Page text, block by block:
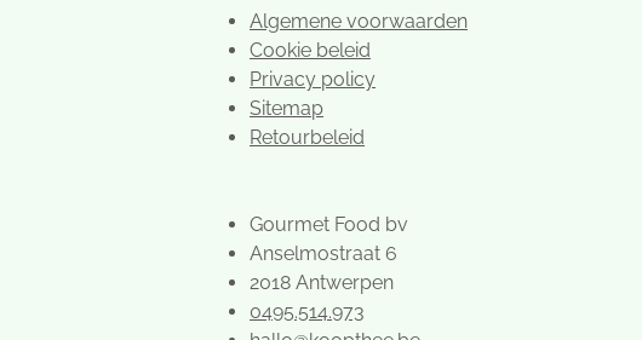
Algemene voorwaarden
Cookie beleid
Privacy policy
Sitemap
Retourbeleid
Gourmet Food bv
Anselmostraat 6
2018 Antwerpen
0495.514.973